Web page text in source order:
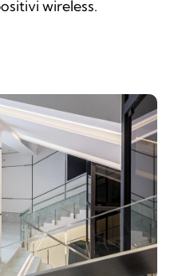
wireless.